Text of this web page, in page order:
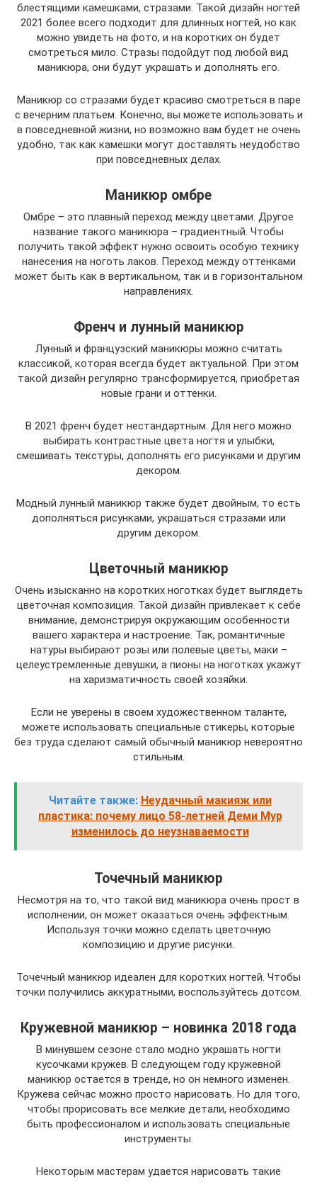
блестящими камешками, стразами. Такой дизайн ногтей
2021 более всего подходит для длинных ногтей, но как
можно увидеть на фото, и на коротких он будет
смотреться мило. Стразы подойдут под любой вид
маникюра, они будут украшать и дополнять его.
Маникюр со стразами будет красиво смотреться в паре
с вечерним платьем. Конечно, вы можете использовать и
в повседневной жизни, но возможно вам будет не очень
удобно, так как камешки могут доставлять неудобство
при повседневных делах.
Маникюр омбре
Омбре – это плавный переход между цветами. Другое
название такого маникюра – градиентный. Чтобы
получить такой эффект нужно освоить особую технику
нанесения на ноготь лаков. Переход между оттенками
может быть как в вертикальном, так и в горизонтальном
направлениях.
Френч и лунный маникюр
Лунный и французский маникюры можно считать
классикой, которая всегда будет актуальной. При этом
такой дизайн регулярно трансформируется, приобретая
новые грани и оттенки.
В 2021 френч будет нестандартным. Для него можно
выбирать контрастные цвета ногтя и улыбки,
смешивать текстуры, дополнять его рисунками и другим
декором.
Модный лунный маникюр также будет двойным, то есть
дополняться рисунками, украшаться стразами или
другим декором.
Цветочный маникюр
Очень изысканно на коротких ноготках будет выглядеть
цветочная композиция. Такой дизайн привлекает к себе
внимание, демонстрируя окружающим особенности
вашего характера и настроение. Так, романтичные
натуры выбирают розы или полевые цветы, маки –
целеустремленные девушки, а пионы на ноготках укажут
на харизматичность своей хозяйки.
Если не уверены в своем художественном таланте,
можете использовать специальные стикеры, которые
без труда сделают самый обычный маникюр невероятно
стильным.
Читайте также: Неудачный макияж или
пластика: почему лицо 58-летней Деми Мур
изменилось до неузнаваемости
Точечный маникюр
Несмотря на то, что такой вид маникюра очень прост в
исполнении, он может оказаться очень эффектным.
Используя точки можно сделать цветочную
композицию и другие рисунки.
Точечный маникюр идеален для коротких ногтей. Чтобы
точки получились аккуратными, воспользуйтесь дотсом.
Кружевной маникюр – новинка 2018 года
В минувшем сезоне стало модно украшать ногти
кусочками кружев. В следующем году кружевной
маникюр остается в тренде, но он немного изменен.
Кружева сейчас можно просто нарисовать. Но для того,
чтобы прорисовать все мелкие детали, необходимо
быть профессионалом и использовать специальные
инструменты.
Некоторым мастерам удается нарисовать такие